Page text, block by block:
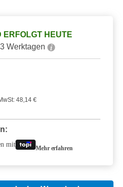
ERFOLGT HEUTE
Werktagen
48,14 €
mit Mehr erfahren